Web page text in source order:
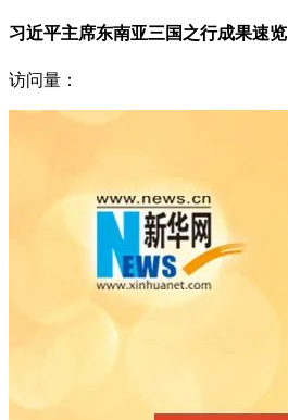
习近平主席东南亚三国之行成果速览
访问量：